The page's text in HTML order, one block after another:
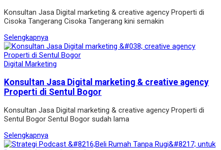
Konsultan Jasa Digital marketing & creative agency Properti di
Cisoka Tangerang Cisoka Tangerang kini semakin
Selengkapnya
Digital Marketing
Konsultan Jasa Digital marketing & creative agency
Properti di Sentul Bogor
Konsultan Jasa Digital marketing & creative agency Properti di
Sentul Bogor Sentul Bogor sudah lama
Selengkapnya